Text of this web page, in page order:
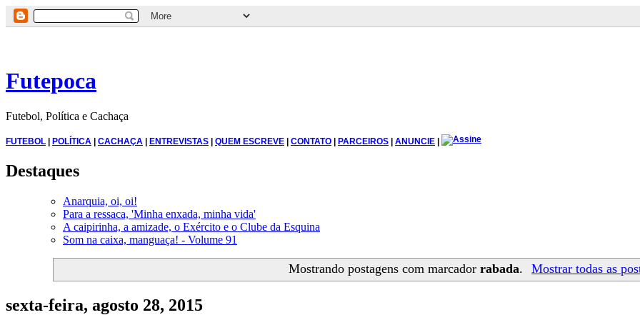
Futepoca
Futebol, Política e Cachaça
FUTEBOL | POLÍTICA | CACHAÇA | ENTREVISTAS | QUEM ESCREVE | CONTATO | PARCEIROS | ANUNCIE |
Destaques
Anarquia, oi, oi!
Para a ressaca, 'Minha enxada, minha vida'
A caipirinha, a amizade, o Exército e o Clube da Esquina
Som na caixa, manguaça! - Volume 91
Mostrando postagens com marcador rabada. Mostrar todas as
sexta-feira, agosto 28, 2015